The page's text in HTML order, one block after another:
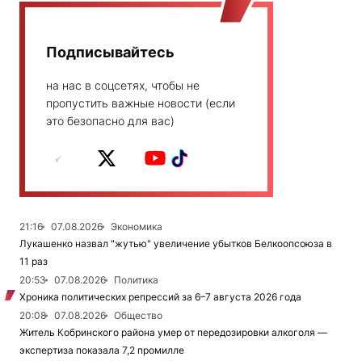
Подписывайтесь
на нас в соцсетях, чтобы не
пропустить важные новости (если
это безопасно для вас)
21:16 07.08.2026
Экономика
Лукашенко назвал "жутью" увеличение убытков Белкоопсоюза в
11 раз
20:53
07.08.2026
Политика
Хроника политических репрессий за 6–7 августа 2026 года
20:08
07.08.2026
Общество
Житель Кобринского района умер от передозировки алкоголя —
экспертиза показала 7,2 промилле